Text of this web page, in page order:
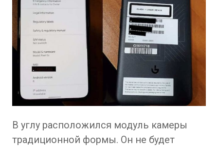
В углу расположился модуль камеры
традиционной формы. Он не будет